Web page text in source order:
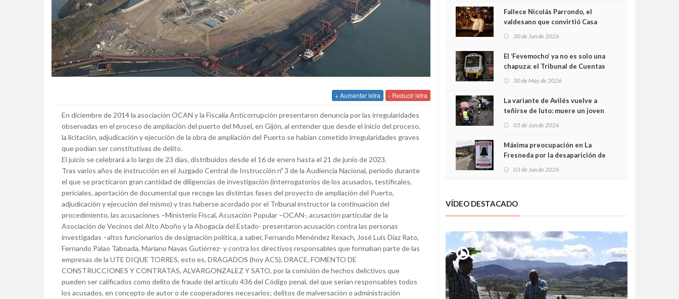
+ Aumentar letra - Reducir letra
En diciembre de 2014 la asociación OCAN y la Fiscalía Anticorrupción presentaron denuncia por las irregularidades
observadas en el proceso de ampliación del puerto del Musel, en Gijón, al entender que desde el inicio del proceso,
la licitación, adjudicación y ejecución de la obra de ampliación del Puerto se habían cometido irregularidades graves
que podían ser constitutivas de delito.
El juicio se celebrará a lo largo de 23 días, distribuidos desde el 16 de enero hasta el 21 de junio de 2023.
Tras varios años de instrucción en el Juzgado Central de Instrucción nº 3 de la Audiencia Nacional, periodo durante
el que se practicaron gran cantidad de diligencias de investigación (interrogatorios de los acusados, testificales,
periciales, aportación de documental que recoge las distintas fases del proyecto de ampliación del Puerto,
adjudicación y ejecución del mismo) y tras haberse acordado por el Tribunal instructor la continuación del
procedimiento, las acusaciones –Ministerio Fiscal, Acusación Popular –OCAN-, acusación particular de la
Asociación de Vecinos del Alto Aboño y la Abogacía del Estado- presentaron acusación contra las personas
investigadas –altos funcionarios de designación política, a saber, Fernando Menéndez Rexach, José Luis Díaz Rato,
Fernando Palao Taboada, Mariano Navas Gutiérrez- y contra los directivos responsables que formaban parte de las
empresas de la UTE DIQUE TORRES, esto es, DRAGADOS (hoy ACS), DRACE, FOMENTO DE
CONSTRUCCIONES Y CONTRATAS, ALVARGONZALEZ Y SATO, por la comisión de hechos delictivos que
pueden ser calificados como delito de fraude del artículo 436 del Código penal, del que serían responsables todos
los acusados, en concepto de autor o de cooperadores necesarios; delitos de malversación o administración
minutos
Fallece Nicolás Parrondo, el
valdesano que convirtió Casa
30 de Jun de 2026
El ‘Fevemocho’ ya no es solo una
chapuza: el Tribunal de Cuentas
sobrecoste de los trenes que no
cabían por los túneles
30 de May de 2026
La variante de Avilés vuelve a
teñirse de luto: muere un joven
05 de Jun de 2026
Máxima preocupación en La
Fresneda por la desaparición de
03 de Jun de 2026
VÍDEO DESTACADO